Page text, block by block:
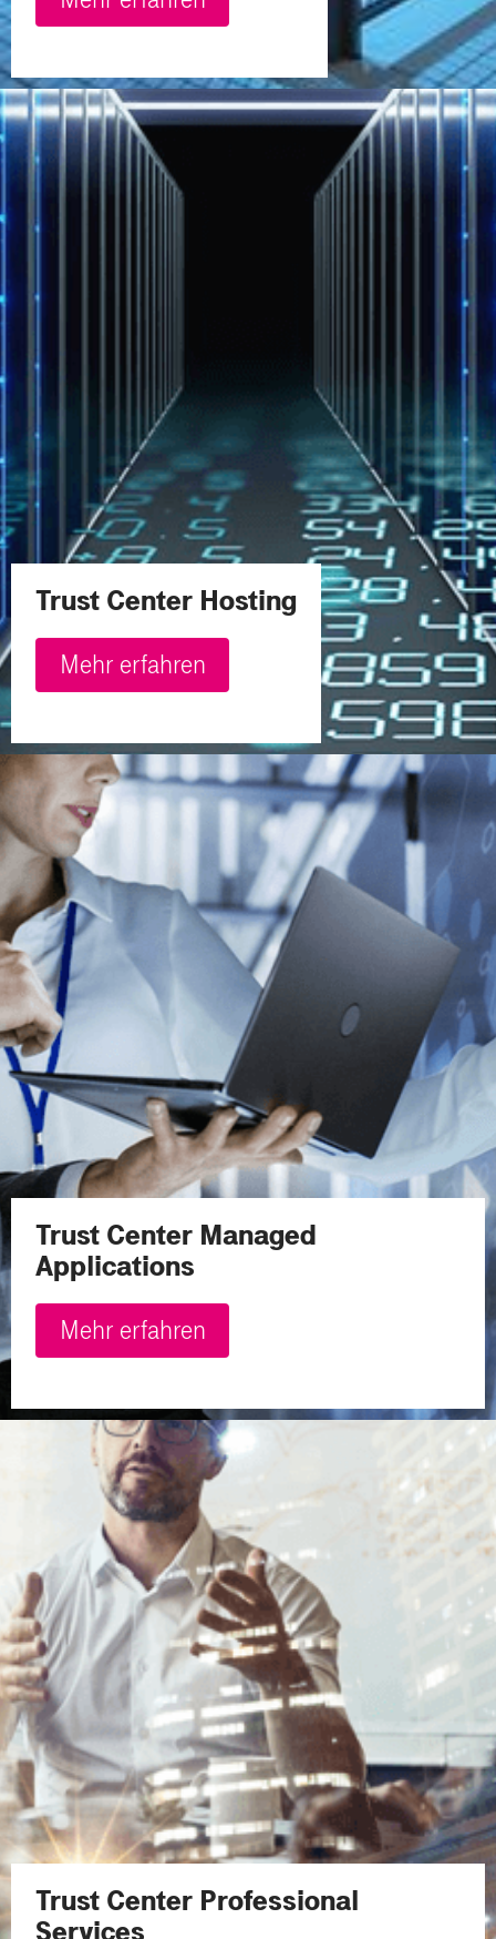
Trust Center Hosting
Mehr erfahren
Trust Center Managed
Applications
Mehr erfahren
Trust Center Professional
Services